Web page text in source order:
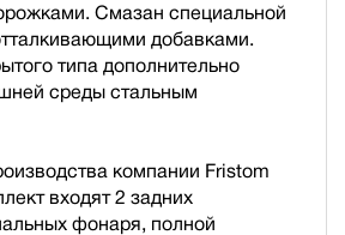
Смазан специальной
добавками.
типа дополнительно
среды стальным
компании Fristom
входят 2 задних
фонаря, полной